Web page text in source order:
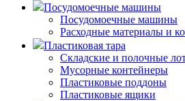
Посудомоечные машины
Посудомоечные машины
Расходные материалы и
Пластиковая тара
Складские и полочные
Мусорные контейнеры
Пластиковые поддоны
Пластиковые ящики